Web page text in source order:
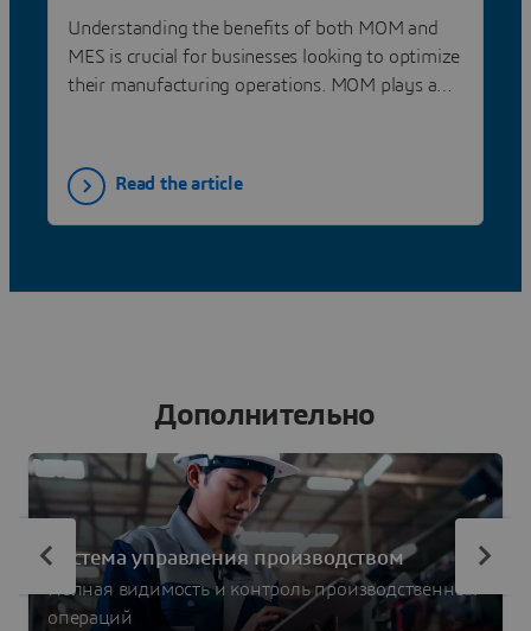
Understanding the benefits of both MOM and
MES is crucial for businesses looking to optimize
their manufacturing operations. MOM plays a
on the granular control needed at the shop floor
level.
Read the article
Дополнительно
Система управления производством
Полная видимость и контроль производственных
операций